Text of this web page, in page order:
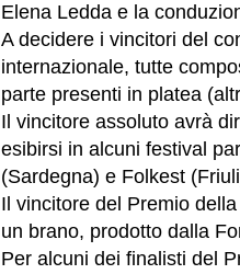
Elena Ledda e la
A decidere i vincitori del
internazionale, tutte
parte presenti in platea
I l vincitore assoluto avrà
esibirsi in alcuni festival
(Sardegna) e Folkest
Il vincitore del Premio
un brano, prodotto dalla
Per alcuni dei finalisti del